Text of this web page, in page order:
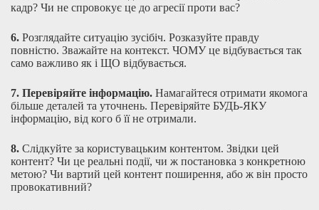
кадр? Чи не спровокує це до агресії проти вас?
6. Розглядайте ситуацію зусібіч. Розказуйте правду
повністю. Зважайте на контекст. ЧОМУ це відбувається так
само важливо як і ЩО відбувається.
7. Перевіряйте інформацію. Намагайтеся отримати якомога
більше деталей та уточнень. Перевіряйте БУДЬ-ЯКУ
інформацію, від кого б її не отримали.
8. Слідкуйте за користувацьким контентом. Звідки цей
контент? Чи це реальні події, чи ж постановка з конкретною
метою? Чи вартий цей контент поширення, або ж він просто
провокативний?